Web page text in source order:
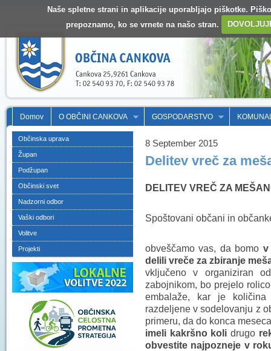
Naše spletne strani in aplikacije uporabljajo piškotke.
prepoznamo, ko se vrnete na našo stran.
Domov O OBČINI CANKOVA GOSPODARSTVO
Občinska uprava
Župan
Podžupan
Občinski svet
Nadzorni odbor
Vaški odbori
Volitve
Projekti
8 September 2015
Delitev vreč za
DELITEV VREČ ZA
Spoštovani občani in
obveščamo vas, da bomo v
delili vreče za zbiranje
vključeno v organiziran
zabojnikom, bo prejelo
embalaže, kar je
razdeljene v sodelovanju z
primeru, da do konca
imeli kakršno koli drugo
obvestite najpozneje v